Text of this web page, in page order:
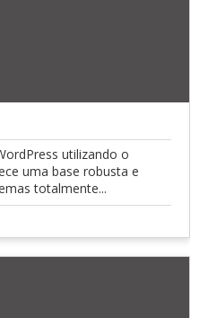
utilizando o
uma base robusta e
totalmente...